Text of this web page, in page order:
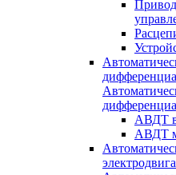
АВДТ в
АВДТ